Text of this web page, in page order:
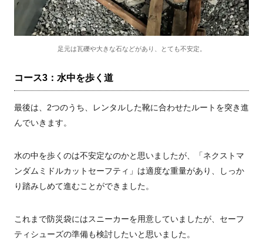
足元は瓦礫や大きな石などがあり、とても不安定。
コース3：水中を歩く道
最後は、2つのうち、レンタルした靴に合わせたルートを突き進
んでいきます。
水の中を歩くのは不安定なのかと思いましたが、「ネクストマ
ンダムミドルカットセーフティ」は適度な重量があり、しっか
り踏みしめて進むことができました。
これまで防災袋にはスニーカーを用意していましたが、セーフ
ティシューズの準備も検討したいと思いました。